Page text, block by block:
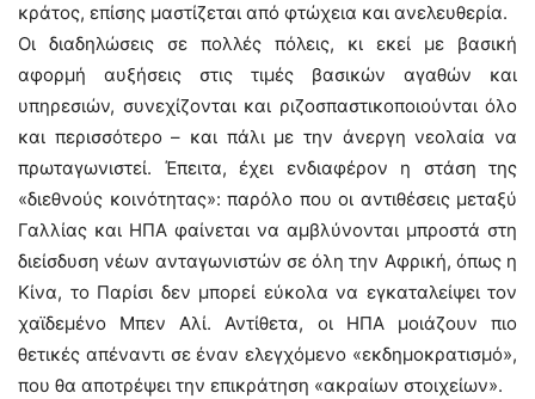
κράτος, επίσης μαστίζεται από φτώχεια και ανελευθερία.
Οι διαδηλώσεις σε πολλές πόλεις, κι εκεί με βασική
αφορμή αυξήσεις στις τιμές βασικών αγαθών και
υπηρεσιών, συνεχίζονται και ριζοσπαστικοποιούνται όλο
και περισσότερο – και πάλι με την άνεργη νεολαία να
πρωταγωνιστεί. Έπειτα, έχει ενδιαφέρον η στάση της
«διεθνούς κοινότητας»: παρόλο που οι αντιθέσεις μεταξύ
Γαλλίας και ΗΠΑ φαίνεται να αμβλύνονται μπροστά στη
διείσδυση νέων ανταγωνιστών σε όλη την Αφρική, όπως η
Κίνα, το Παρίσι δεν μπορεί εύκολα να εγκαταλείψει τον
χαϊδεμένο Μπεν Αλί. Αντίθετα, οι ΗΠΑ μοιάζουν πιο
θετικές απέναντι σε έναν ελεγχόμενο «εκδημοκρατισμό»,
που θα αποτρέψει την επικράτηση «ακραίων στοιχείων».